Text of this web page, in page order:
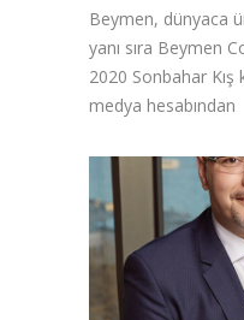
Beymen, dünyaca
yanı sıra Beymen
2020 Sonbahar Kış
medya hesabından